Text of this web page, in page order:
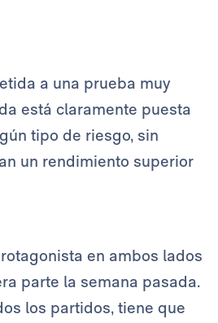
a una prueba muy
está claramente puesta
tipo de riesgo, sin
un rendimiento superior
en ambos lados
parte la semana pasada.
los partidos, tiene que